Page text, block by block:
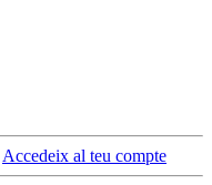
Accedeix al teu compte